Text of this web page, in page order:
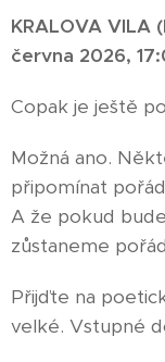
KRALOVA VILA
června 2026,
Copak je ještě
Možná ano.
připomínat
A že pokud
zůstaneme
Přijďte na
velké. Vstupné